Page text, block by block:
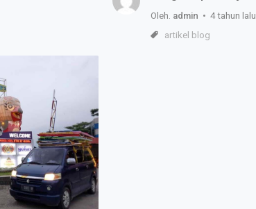
Oleh. admin • 4 tahun lalu
artikel blog